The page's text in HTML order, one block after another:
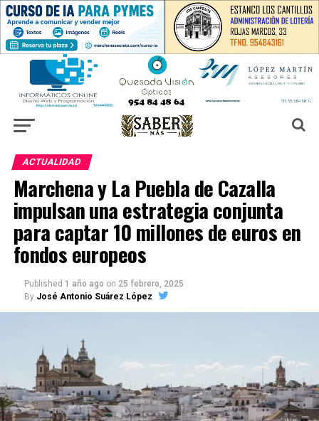
ACTUALIDAD
Marchena y La Puebla de Cazalla
impulsan una estrategia conjunta
para captar 10 millones de euros en
fondos europeos
Published 1 año ago on 25 febrero, 2025
By José Antonio Suárez López